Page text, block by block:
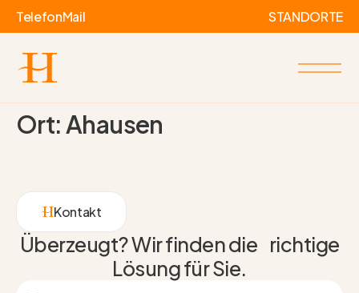
TelefonMail STANDORTE
Ort:Ahausen
Kontakt
Überzeugt? Wir finden die richtige
Lösung für Sie.